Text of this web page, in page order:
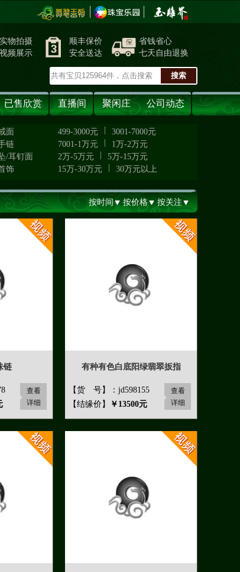
实物拍摄
视频展示
顺丰保价
安全送达
省钱省心
七天自由退换
已售欣赏 直播间 聚闲庄 公司动态
面
链
/耳钉面
饰
499-3000元
3001-7000元
7001-1万元
1万-2万元
2万-5万元
5万-15万元
15万-30万元
30万元以上
按时间 按价格 按关注
链
查看
详细
有种有色白底阳绿翡翠扳指
【货 号】：jd598155
【结缘价】
￥13500元
查看
详细